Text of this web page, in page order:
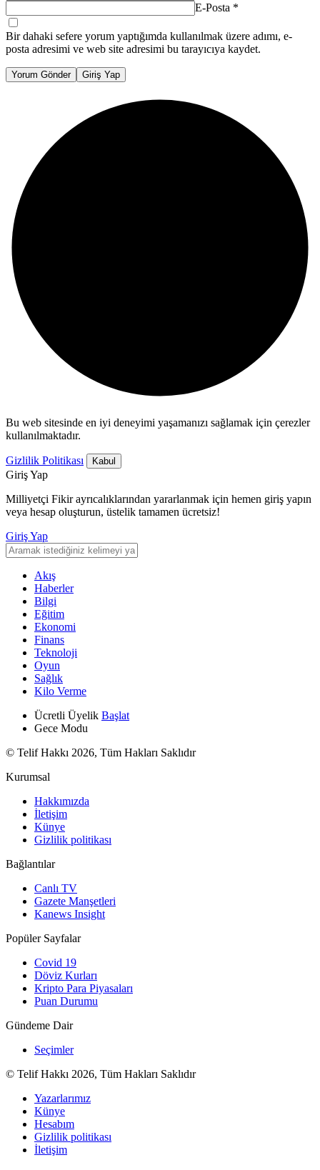
E-Posta *
Bir dahaki sefere yorum yaptığımda kullanılmak üzere adımı, e-
posta adresimi ve web site adresimi bu tarayıcıya kaydet.
Yorum Gönder Giriş Yap
Bu web sitesinde en iyi deneyimi yaşamanızı sağlamak için çerezler
kullanılmaktadır.
Gizlilik Politikası Kabul
Giriş Yap
Milliyetçi Fikir ayrıcalıklarından yararlanmak için hemen giriş yapın
veya hesap oluşturun, üstelik tamamen ücretsiz!
Giriş Yap
Akış
Haberler
Bilgi
Eğitim
Ekonomi
Finans
Teknoloji
Oyun
Sağlık
Kilo Verme
Ücretli Üyelik Başlat
Gece Modu
© Telif Hakkı 2026, Tüm Hakları Saklıdır
Kurumsal
Hakkımızda
İletişim
Künye
Gizlilik politikası
Bağlantılar
Canlı TV
Gazete Manşetleri
Kanews Insight
Popüler Sayfalar
Covid 19
Döviz Kurları
Kripto Para Piyasaları
Puan Durumu
Gündeme Dair
Seçimler
© Telif Hakkı 2026, Tüm Hakları Saklıdır
Yazarlarımız
Künye
Hesabım
Gizlilik politikası
İletişim